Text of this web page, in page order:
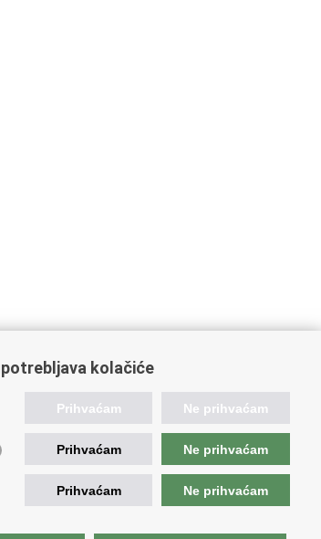
kolačiće
Prihvaćam Ne prihvaćam
Prihvaćam Ne prihvaćam
Prihvaćam Ne prihvaćam